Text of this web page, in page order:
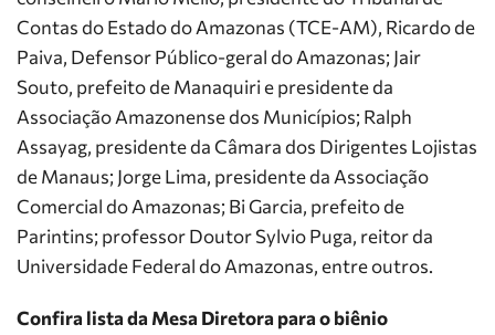
Contas do Estado do Amazonas (TCE-AM), Ricardo de
Paiva, Defensor Público-geral do Amazonas; Jair
Souto, prefeito de Manaquiri e presidente da
Associação Amazonense dos Municípios; Ralph
Assayag, presidente da Câmara dos Dirigentes Lojistas
de Manaus; Jorge Lima, presidente da Associação
Comercial do Amazonas; Bi Garcia, prefeito de
Parintins; professor Doutor Sylvio Puga, reitor da
Universidade Federal do Amazonas, entre outros.
Confira lista da Mesa Diretora para o biênio